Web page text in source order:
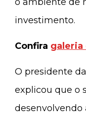
investimento.
Confira galeria
O presidente
explicou que o
desenvolvendo